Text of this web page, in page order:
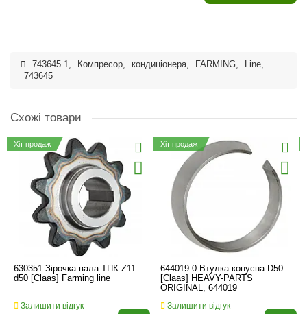
743645.1, Компресор, кондиціонера, FARMING, Line,
743645
Схожі товари
Хіт продаж
630351 Зірочка вала ТПК Z11
d50 [Claas] Farming line
Залишити відгук
Хіт продаж
644019.0 Втулка конусна D50
[Claas] HEAVY-PARTS
ORIGINAL, 644019
Залишити відгук